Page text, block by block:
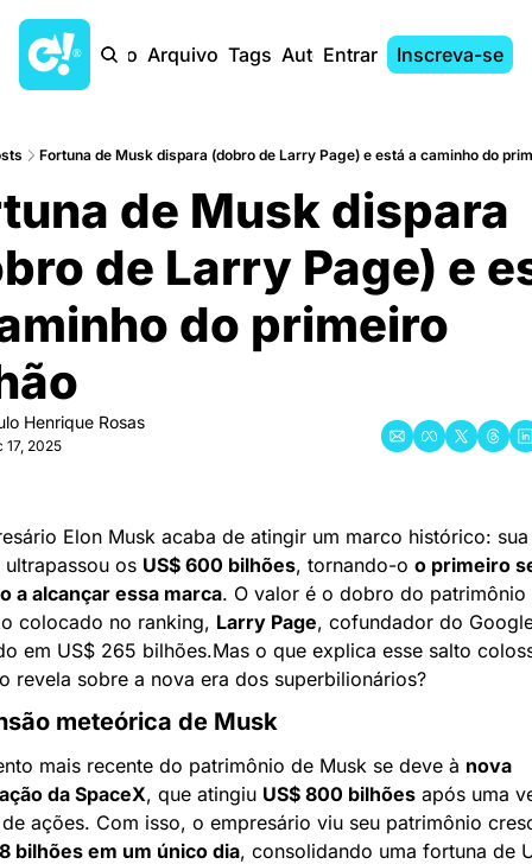
Início Arquivo Tags AutoresEntrar Inscreva-se
Fortuna de Musk dispara (dobro de Larry Page) e está a caminho do
de Musk dispara
de Larry Page) e
do primeiro
Henrique Rosas
17, 2025
Elon Musk acaba de atingir um marco histórico: sua
os US$ 600 bilhões, tornando-o o primeiro
a alcançar essa marca. O valor é o dobro do patrimônio
colocado no ranking, Larry Page, cofundador do
em US$ 265 bilhões.Mas o que explica esse salto
revela sobre a nova era dos superbilionários?
meteórica de Musk
mais recente do patrimônio de Musk se deve à nova
da SpaceX, que atingiu US$ 800 bilhões após uma
bilhões em um único dia, consolidando uma fortuna de